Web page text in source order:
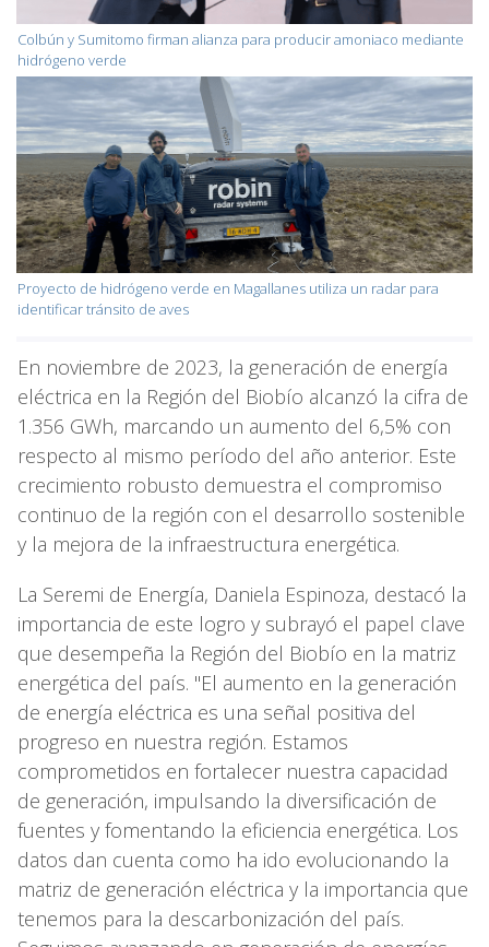
Colbún y Sumitomo firman alianza para producir amoniaco mediante
hidrógeno verde
Proyecto de hidrógeno verde en Magallanes utiliza un radar para
identificar tránsito de aves
En noviembre de 2023, la generación de energía
eléctrica en la Región del Biobío alcanzó la cifra de
1.356 GWh, marcando un aumento del 6,5% con
respecto al mismo período del año anterior. Este
crecimiento robusto demuestra el compromiso
continuo de la región con el desarrollo sostenible
y la mejora de la infraestructura energética.
La Seremi de Energía, Daniela Espinoza, destacó la
importancia de este logro y subrayó el papel clave
que desempeña la Región del Biobío en la matriz
energética del país. "El aumento en la generación
de energía eléctrica es una señal positiva del
progreso en nuestra región. Estamos
comprometidos en fortalecer nuestra capacidad
de generación, impulsando la diversificación de
fuentes y fomentando la eficiencia energética. Los
datos dan cuenta como ha ido evolucionando la
matriz de generación eléctrica y la importancia que
tenemos para la descarbonización del país.